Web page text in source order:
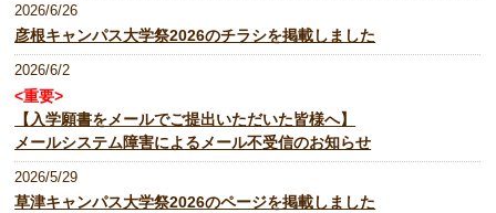
2026/6/26
彦根キャンパス大学祭2026のチラシを掲載しました
2026/6/2
<重要>
【入学願書をメールでご提出いただいた皆様へ】
メールシステム障害によるメール不受信のお知らせ
2026/5/29
草津キャンパス大学祭2026のページを掲載しました